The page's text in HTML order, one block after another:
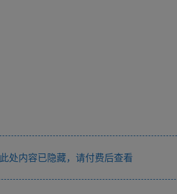
此处内容已隐藏，请付费后查看